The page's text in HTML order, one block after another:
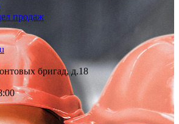
продаж
бригад, д.18